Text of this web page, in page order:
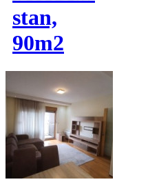
stan,
90m2